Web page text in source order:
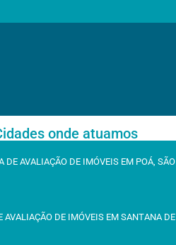
onde atuamos
DE AVALIAÇÃO DE IMÓVEIS EM POÁ, SÃO
AVALIAÇÃO DE IMÓVEIS EM SANTANA DE